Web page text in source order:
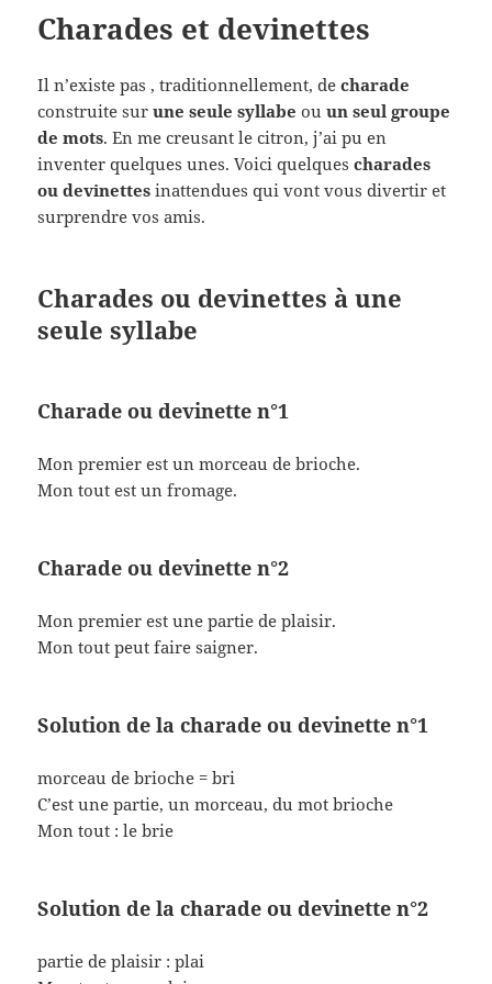
Charades et devinettes
Il n’existe pas , traditionnellement, decharade
construite surune seule syllabe ouun seul groupe
de mots. En me creusant le citron, j’ai pu en
inventer quelques unes. Voici quelquescharades
ou devinettes inattendues qui vont vous divertir et
surprendre vos amis.
Charades ou devinettes à une
seule syllabe
Charade ou devinette n°1
Mon premier est un morceau de brioche.
Mon tout est un fromage.
Charade ou devinette n°2
Mon premier est une partie de plaisir.
Mon tout peut faire saigner.
Solution de la charade ou devinette n°1
morceau de brioche = bri
C’est une partie, un morceau, du mot brioche
Mon tout : le brie
Solution de la charade ou devinette n°2
partie de plaisir : plai